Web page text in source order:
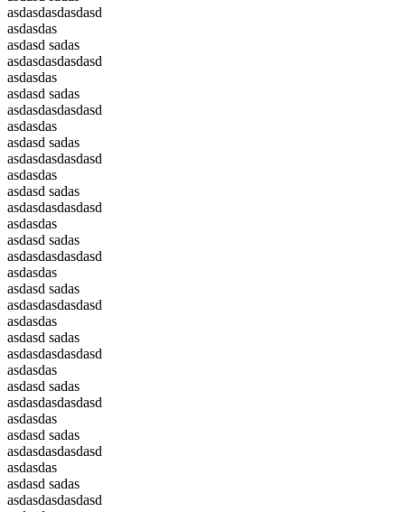
asdasdasdasdasd
asdasdas
asdasd sadas
asdasdasdasdasd
asdasdas
asdasd sadas
asdasdasdasdasd
asdasdas
asdasd sadas
asdasdasdasdasd
asdasdas
asdasd sadas
asdasdasdasdasd
asdasdas
asdasd sadas
asdasdasdasdasd
asdasdas
asdasd sadas
asdasdasdasdasd
asdasdas
asdasd sadas
asdasdasdasdasd
asdasdas
asdasd sadas
asdasdasdasdasd
asdasdas
asdasd sadas
asdasdasdasdasd
asdasdas
asdasd sadas
asdasdasdasdasd